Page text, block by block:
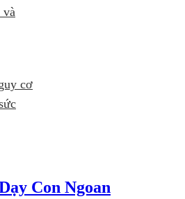
và
cơ
Con Ngoan